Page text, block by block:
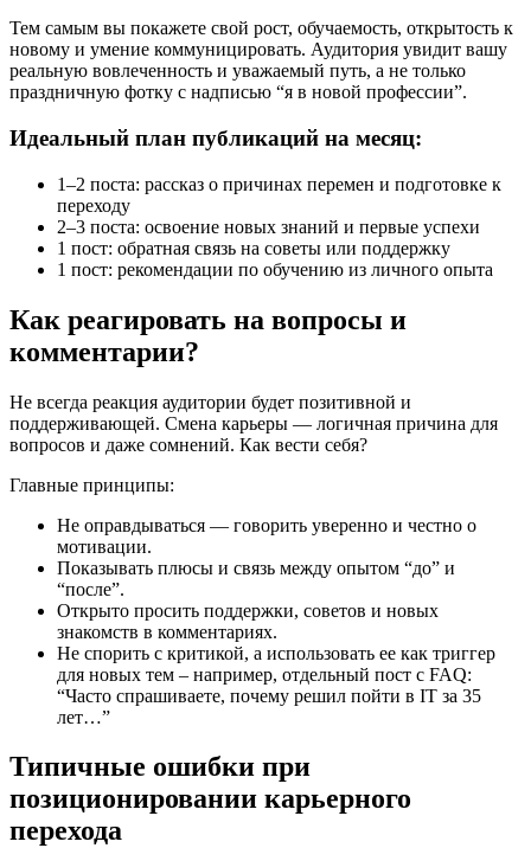
Тем самым вы покажете свой рост, обучаемость, открытость к
новому и умение коммуницировать. Аудитория увидит вашу
реальную вовлеченность и уважаемый путь, а не только
праздничную фотку с надписью “я в новой профессии”.
Идеальный план публикаций на месяц:
1–2 поста: рассказ о причинах перемен и подготовке к
переходу
2–3 поста: освоение новых знаний и первые успехи
1 пост: обратная связь на советы или поддержку
1 пост: рекомендации по обучению из личного опыта
Как реагировать на вопросы и
комментарии?
Не всегда реакция аудитории будет позитивной и
поддерживающей. Смена карьеры — логичная причина для
вопросов и даже сомнений. Как вести себя?
Главные принципы:
Не оправдываться — говорить уверенно и честно о
мотивации.
Показывать плюсы и связь между опытом “до” и
“после”.
Открыто просить поддержки, советов и новых
знакомств в комментариях.
Не спорить с критикой, а использовать ее как триггер
для новых тем – например, отдельный пост с FAQ:
“Часто спрашиваете, почему решил пойти в IT за 35
лет…”
Типичные ошибки при
позиционировании карьерного
перехода